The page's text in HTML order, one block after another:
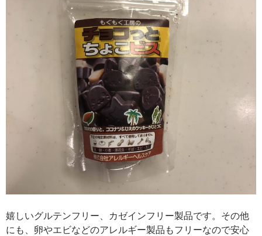
嬉しいグルテンフリー、カゼインフリー製品です。その他
にも、卵やエビなどのアレルギー製品もフリーなので安心